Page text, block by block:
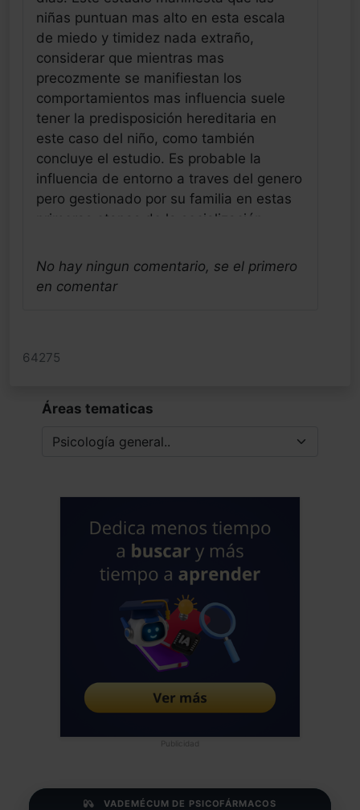
niñas puntuan mas alto en esta escala
de miedo y timidez nada extraño,
considerar que mientras mas
precozmente se manifiestan los
comportamientos mas influencia suele
tener la predisposición hereditaria en
este caso del niño, como también
concluye el estudio. Es probable la
influencia de entorno a traves del genero
pero gestionado por su familia en estas
primeras etapas de la socialización.
progenitores o ancestros ansiosos se
transmita no solo por la sangre o
individual y el familiar ambos se
extremadamente ansiógeno o estresor
no se protegen o autoprotegen. Tenemos
décadas y sigue aumentando como
sabemos.
Jose Luis Frias Pulido
Médico - España
Fecha: 21/04/2021
No hay ningun comentario, se el primero
en comentar
64275
Áreas tematicas
Publicidad
VADEMÉCUM DE PSICOFÁRMACOS